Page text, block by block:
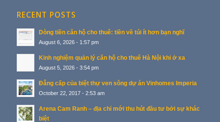
RECENT POSTS
Dòng tiền căn hộ cho thuê: tiền về túi ít hơn bạn nghĩ
August 6, 2026 - 1:57 pm
Kinh nghiệm quản lý căn hộ cho thuê Hà Nội khi ở xa
August 5, 2026 - 3:54 pm
Đẳng cấp của biệt thự ven sông dự án Vinhomes Imperia
October 22, 2017 - 2:53 am
Arena Cam Ranh – địa chỉ mới thu hút đầu tư bởi sự khác
biệt